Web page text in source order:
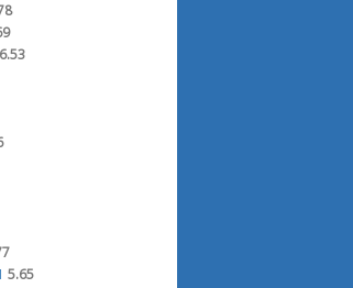
6.53
5.65